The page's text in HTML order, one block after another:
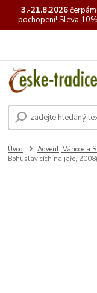
3.-21.8.2026
pochopení! Sleva
Úvod Advent, Vánoce a
Bohuslavicích na jaře,